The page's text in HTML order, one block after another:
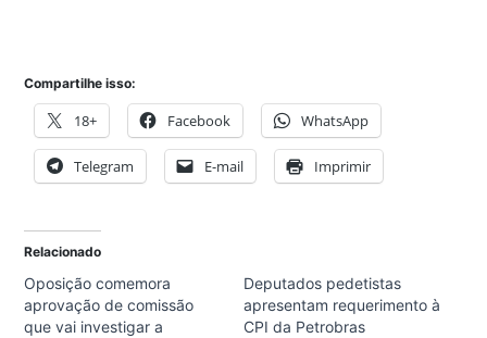
Compartilhe isso:
18+ Facebook WhatsApp
Telegram E-mail Imprimir
Relacionado
Oposição comemora
aprovação de comissão
que vai investigar a
Deputados pedetistas
apresentam requerimento à
CPI da Petrobras